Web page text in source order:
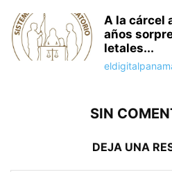
A la cárcel
años
letales...
SIN
DEJA UNA